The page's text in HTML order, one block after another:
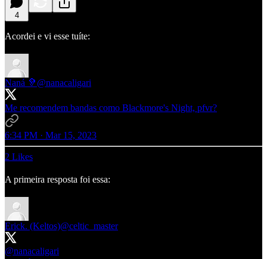
4
Acordei e vi esse tuíte:
Naná 🦻 @nanacaligari
Me recomendem bandas como Blackmore's Night, pfvr?
6:34 PM · Mar 15, 2023
2 Likes
A primeira resposta foi essa:
Erick. (Keltos)@celtic_master
@nanacaligari